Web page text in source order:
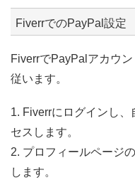
FiverrでのPayPal設定
FiverrでPayPalアカウ
従います。
1. Fiverrにログインし
セスします。
2. プロフィールページ
します。